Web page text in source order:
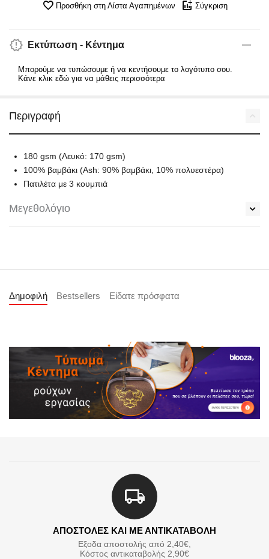
Προσθήκη στη Λίστα Αγαπημένων Σύγκριση
Εκτύπωση - Κέντημα
Μπορούμε να τυπώσουμε ή να κεντήσουμε το λογότυπο σου.
Κάνε κλικ εδώ για να μάθεις περισσότερα
Περιγραφή
180 gsm (Λευκό: 170 gsm)
100% βαμβάκι (Ash: 90% βαμβάκι, 10% πολυεστέρα)
Πατιλέτα με 3 κουμπιά
Μεγεθολόγιο
Δημοφιλή Bestsellers Είδατε πρόσφατα
ΑΠΟΣΤΟΛΕΣ ΚΑΙ ΜΕ ΑΝΤΙΚΑΤΑΒΟΛΗ
Εξοδα αποστολής από 2,40€,
Κόστος αντικαταβολής 2,90€